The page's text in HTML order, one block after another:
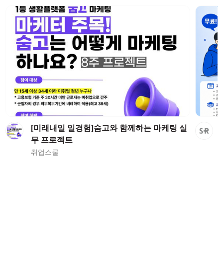
[미래내일 일경험]숨고와 함께하는 마케팅 실
무 프로젝트
취업스쿨